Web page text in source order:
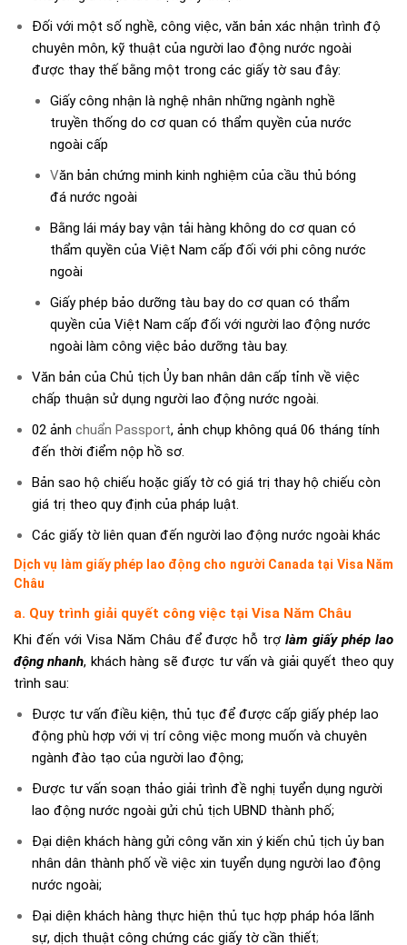
Đối với một số nghề, công việc, văn bản xác nhận trình độ
chuyên môn, kỹ thuật của người lao động nước ngoài
được thay thế bằng một trong các giấy tờ sau đây:
Giấy công nhận là nghệ nhân những ngành nghề
truyền thống do cơ quan có thẩm quyền của nước
ngoài cấp
Văn bản chứng minh kinh nghiệm của cầu thủ bóng
đá nước ngoài
Bằng lái máy bay vận tải hàng không do cơ quan có
thẩm quyền của Việt Nam cấp đối với phi công nước
ngoài
Giấy phép bảo dưỡng tàu bay do cơ quan có thẩm
quyền của Việt Nam cấp đối với người lao động nước
ngoài làm công việc bảo dưỡng tàu bay.
Văn bản của Chủ tịch Ủy ban nhân dân cấp tỉnh về việc
chấp thuận sử dụng người lao động nước ngoài.
02 ảnh chuẩn Passport, ảnh chụp không quá 06 tháng tính
đến thời điểm nộp hồ sơ.
Bản sao hộ chiếu hoặc giấy tờ có giá trị thay hộ chiếu còn
giá trị theo quy định của pháp luật.
Các giấy tờ liên quan đến người lao động nước ngoài khác
Dịch vụ làm giấy phép lao động cho người Canada tại Visa Năm
Châu
a. Quy trình giải quyết công việc tại Visa Năm Châu
Khi đến với Visa Năm Châu để được hỗ trợlàm giấy phép lao
động nhanh, khách hàng sẽ được tư vấn và giải quyết theo quy
trình sau:
Được tư vấn điều kiện, thủ tục để được cấp giấy phép lao
động phù hợp với vị trí công việc mong muốn và chuyên
ngành đào tạo của người lao động;
Được tư vấn soạn thảo giải trình đề nghị tuyển dụng người
lao động nước ngoài gửi chủ tịch UBND thành phố;
Đại diện khách hàng gửi công văn xin ý kiến chủ tịch ủy ban
nhân dân thành phố về việc xin tuyển dụng người lao động
nước ngoài;
Đại diện khách hàng thực hiện thủ tục hợp pháp hóa lãnh
sự, dịch thuật công chứng các giấy tờ cần thiết;